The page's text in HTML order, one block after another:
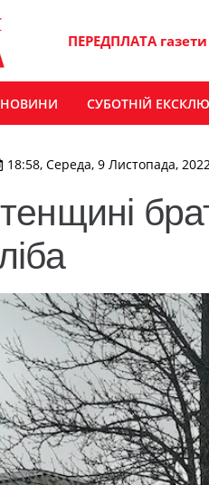
ПЕРЕДПЛАТА газети
НОВИНИ СУБОТНІЙ
18:58, Середа, 9 Листопада,